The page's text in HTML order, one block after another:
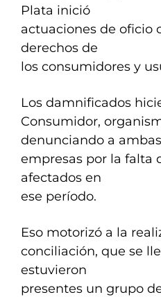
Plata inició
actuaciones de oficio
derechos de
los consumidores y
Los damnificados
Consumidor,
denunciando a ambas
empresas por la falta
afectados en
ese período.
Eso motorizó a la
conciliación, que se
estuvieron
presentes un grupo